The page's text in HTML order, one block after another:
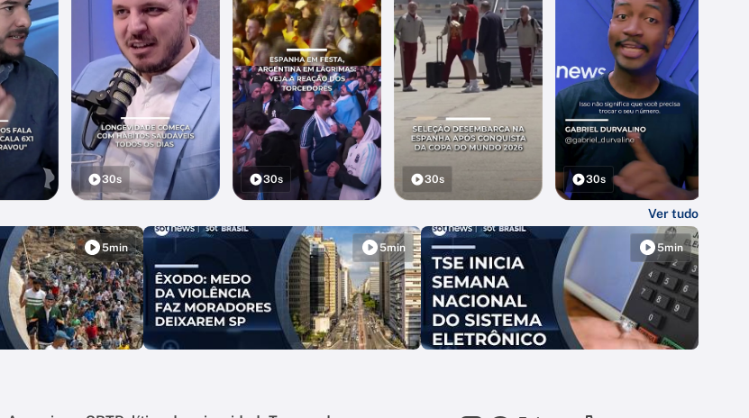
30s 30s 30s 30s
Ver tudo
5min 5min 5min